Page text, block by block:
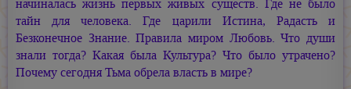
начиналась жизнь первых живых существ. Где не было
тайн для человека. Где царили Истина, Радасть и
Безконечное Знание. Правила миром Любовь. Что души
знали тогда? Какая была Культура? Что было утрачено?
Почему сегодня Тьма обрела власть в мире?